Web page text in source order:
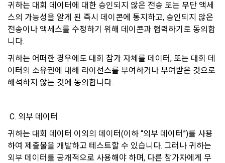
다.) 다만, 서비스 제공에 관한 계약 이행을 위해 필요하고 구매
자의 편의증진과 관련된 경우에는 「정보통신망 이용촉진 및
정보보호 등에 관한 법률」에서 정하고 있는 방법으로 개인정
보 취급방침을 통해 알림으로써 고지 절차와 동의 절차를 거치
제 10 조 (계약의 성립)
는 경우에는 법정대리인의 동의를 얻지 못하면 미성년자 본인
또는 법정대리인이 계약을 취소할 수 있다는 내용을 고지하여야
한다.
가. 신청 내용에 허위, 기재누락, 오기가 있는 경우
가. 처리위탁
"회사"는 서비스 향상을 위해서 아래와 같이 개인정보를 위탁하
관리될 수 있도록 필요한 사항을 규정하고 있습니다. 변동사항
발생 시 공지사항 또는 개인정보취급방침을 통해 고지하도록 하
겠습니다.
수탁업체              위탁업무내용
지엔유 세무회계    대회 수상자에 따른 소득신고 대행
Mailchimp         뉴스레터 발송 대행
귀하는 대회 데이터에 대한 승인되지 않은 전송 또는 무단 액세
스의 가능성을 알게 된 즉시 데이콘에 통지하고, 승인되지 않은
전송이나 액세스를 수정하기 위해 데이콘과 협력하기로 동의합
니다.
귀하는 어떠한 경우에도 대회 참가 자체를 데이터, 또는 대회 데
이터의 소유권에 대해 라이선스를 부여하거나 부여받은 것으로
해석하지 않는 것에 동의합니다.
C. 외부 데이터
귀하는 대회 데이터 이외의 데이터(이하 “외부 데이터”)를 사용
하여 제출물을 개발하고 테스트할 수 있습니다. 그러나 귀하는
외부 데이터를 공개적으로 사용해야 하며, 다른 참가자에게 무